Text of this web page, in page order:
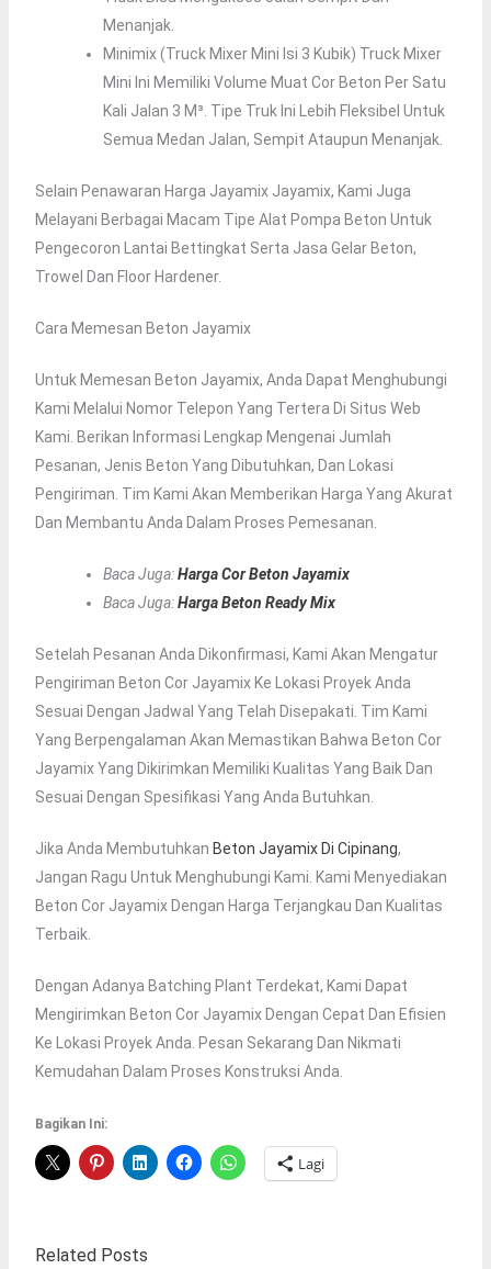
Menanjak.
Minimix (truck Mixer Mini Isi 3 Kubik) Truck Mixer
Mini Ini Memiliki Volume Muat Cor Beton Per Satu
Kali Jalan 3 M³. Tipe Truk Ini Lebih Fleksibel Untuk
Semua Medan Jalan, Sempit Ataupun Menanjak.
Selain Penawaran Harga Jayamix Jayamix, Kami Juga
Melayani Berbagai Macam Tipe Alat Pompa Beton Untuk
Pengecoron Lantai Bettingkat Serta Jasa Gelar Beton,
Trowel Dan Floor Hardener.
Cara Memesan Beton Jayamix
Untuk Memesan Beton Jayamix, Anda Dapat Menghubungi
Kami Melalui Nomor Telepon Yang Tertera Di Situs Web
Kami. Berikan Informasi Lengkap Mengenai Jumlah
Pesanan, Jenis Beton Yang Dibutuhkan, Dan Lokasi
Pengiriman. Tim Kami Akan Memberikan Harga Yang Akurat
Dan Membantu Anda Dalam Proses Pemesanan.
Baca Juga:Harga Cor Beton Jayamix
Baca Juga:Harga Beton Ready Mix
Setelah Pesanan Anda Dikonfirmasi, Kami Akan Mengatur
Pengiriman Beton Cor Jayamix Ke Lokasi Proyek Anda
Sesuai Dengan Jadwal Yang Telah Disepakati. Tim Kami
Yang Berpengalaman Akan Memastikan Bahwa Beton Cor
Jayamix Yang Dikirimkan Memiliki Kualitas Yang Baik Dan
Sesuai Dengan Spesifikasi Yang Anda Butuhkan.
Jika Anda Membutuhkan Beton Jayamix Di Cipinang,
Jangan Ragu Untuk Menghubungi Kami. Kami Menyediakan
Beton Cor Jayamix Dengan Harga Terjangkau Dan Kualitas
Terbaik.
Dengan Adanya Batching Plant Terdekat, Kami Dapat
Mengirimkan Beton Cor Jayamix Dengan Cepat Dan Efisien
Ke Lokasi Proyek Anda. Pesan Sekarang Dan Nikmati
Kemudahan Dalam Proses Konstruksi Anda.
Bagikan Ini:
Lagi
Related Posts